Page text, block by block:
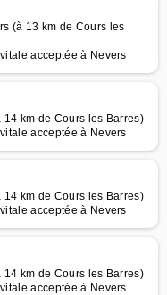
(à 13 km de Cours les
acceptée à Nevers
km de Cours les Barres)
acceptée à Nevers
km de Cours les Barres)
acceptée à Nevers
km de Cours les Barres)
acceptée à Nevers